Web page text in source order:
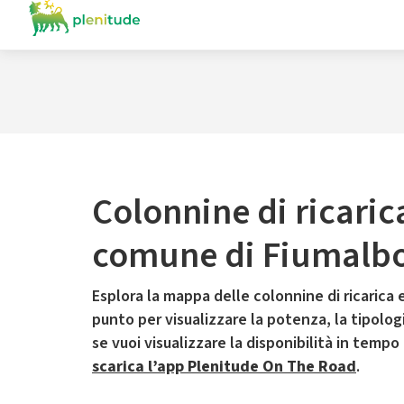
Colonnine di
comune di
Esplora la mappa delle colonnine di ricarica
punto per visualizzare la potenza, la
se vuoi visualizzare la disponibilità in
scarica l’app Plenitude On The Road.